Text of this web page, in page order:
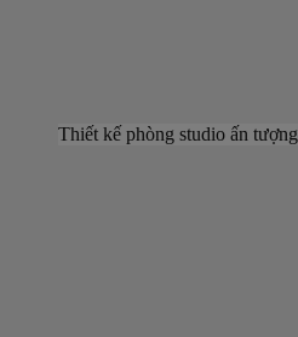
Thiết kế phòng studio ấn tượng